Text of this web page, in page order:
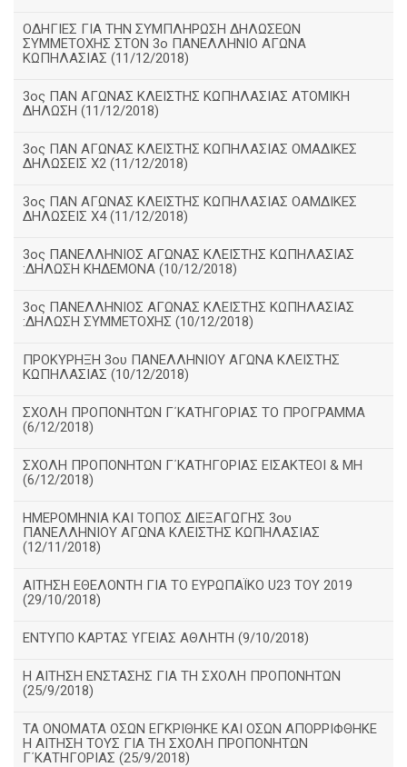
ΟΔΗΓΙΕΣ ΓΙΑ ΤΗΝ ΣΥΜΠΛΗΡΩΣΗ ΔΗΛΩΣΕΩΝ
ΣΥΜΜΕΤΟΧΗΣ ΣΤΟΝ 3ο ΠΑΝΕΛΛΗΝΙΟ ΑΓΩΝΑ
ΚΩΠΗΛΑΣΙΑΣ (11/12/2018)
3ος ΠΑΝ ΑΓΩΝΑΣ ΚΛΕΙΣΤΗΣ ΚΩΠΗΛΑΣΙΑΣ ΑΤΟΜΙΚΗ
ΔΗΛΩΣΗ (11/12/2018)
3ος ΠΑΝ ΑΓΩΝΑΣ ΚΛΕΙΣΤΗΣ ΚΩΠΗΛΑΣΙΑΣ ΟΜΑΔΙΚΕΣ
ΔΗΛΩΣΕΙΣ Χ2 (11/12/2018)
3ος ΠΑΝ ΑΓΩΝΑΣ ΚΛΕΙΣΤΗΣ ΚΩΠΗΛΑΣΙΑΣ ΟΑΜΔΙΚΕΣ
ΔΗΛΩΣΕΙΣ Χ4 (11/12/2018)
3ος ΠΑΝΕΛΛΗΝΙΟΣ ΑΓΩΝΑΣ ΚΛΕΙΣΤΗΣ ΚΩΠΗΛΑΣΙΑΣ
:ΔΗΛΩΣΗ ΚΗΔΕΜΟΝΑ (10/12/2018)
3ος ΠΑΝΕΛΛΗΝΙΟΣ ΑΓΩΝΑΣ ΚΛΕΙΣΤΗΣ ΚΩΠΗΛΑΣΙΑΣ
:ΔΗΛΩΣΗ ΣΥΜΜΕΤΟΧΗΣ (10/12/2018)
ΠΡΟΚΥΡΗΞΗ 3ου ΠΑΝΕΛΛΗΝΙΟΥ ΑΓΩΝΑ ΚΛΕΙΣΤΗΣ
ΚΩΠΗΛΑΣΙΑΣ (10/12/2018)
ΣΧΟΛΗ ΠΡΟΠΟΝΗΤΩΝ Γ΄ΚΑΤΗΓΟΡΙΑΣ ΤΟ ΠΡΟΓΡΑΜΜΑ
(6/12/2018)
ΣΧΟΛΗ ΠΡΟΠΟΝΗΤΩΝ Γ΄ΚΑΤΗΓΟΡΙΑΣ ΕΙΣΑΚΤΕΟΙ & ΜΗ
(6/12/2018)
ΗΜΕΡΟΜΗΝΙΑ ΚΑΙ ΤΟΠΟΣ ΔΙΕΞΑΓΩΓΗΣ 3ου
ΠΑΝΕΛΛΗΝΙΟΥ ΑΓΩΝΑ ΚΛΕΙΣΤΗΣ ΚΩΠΗΛΑΣΙΑΣ
(12/11/2018)
ΑΙΤΗΣΗ ΕΘΕΛΟΝΤΗ ΓΙΑ ΤΟ ΕΥΡΩΠΑΪΚΟ U23 ΤΟΥ 2019
(29/10/2018)
ΕΝΤΥΠΟ ΚΑΡΤΑΣ ΥΓΕΙΑΣ ΑΘΛΗΤΗ (9/10/2018)
Η ΑΙΤΗΣΗ ΕΝΣΤΑΣΗΣ ΓΙΑ ΤΗ ΣΧΟΛΗ ΠΡΟΠΟΝΗΤΩΝ
(25/9/2018)
ΤΑ ΟΝΟΜΑΤΑ ΟΣΩΝ ΕΓΚΡΙΘΗΚΕ ΚΑΙ ΟΣΩΝ ΑΠΟΡΡΙΦΘΗΚΕ
Η ΑΙΤΗΣΗ ΤΟΥΣ ΓΙΑ ΤΗ ΣΧΟΛΗ ΠΡΟΠΟΝΗΤΩΝ
Γ΄ΚΑΤΗΓΟΡΙΑΣ (25/9/2018)